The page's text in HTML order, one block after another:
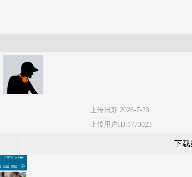
上传日期:2026-7-23
上传用户ID:1773023
下载